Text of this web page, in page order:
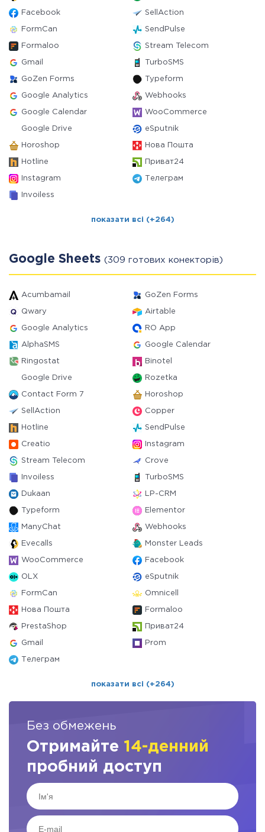
Facebook SellAction
FormCan SendPulse
Formaloo Stream Telecom
Gmail TurboSMS
GoZen Forms Typeform
Google Analytics Webhooks
Google Calendar WooCommerce
Google Drive eSputnik
Horoshop Нова Пошта
Hotline Приват24
Instagram Телеграм
Invoiless
показати всі (+264)
Google Sheets (309 готових конекторів)
Acumbamail GoZen Forms
Qwary Airtable
Google Analytics RO App
AlphaSMS Google Calendar
Ringostat Binotel
Google Drive Rozetka
Contact Form 7 Horoshop
SellAction Copper
Hotline SendPulse
Creatio Instagram
Stream Telecom Crove
Invoiless TurboSMS
Dukaan LP-CRM
Typeform Elementor
ManyChat Webhooks
Evecalls Monster Leads
WooCommerce Facebook
OLX eSputnik
FormCan Omnicell
Нова Пошта Formaloo
PrestaShop Приват24
Gmail Prom
Телеграм
показати всі (+264)
Без обмежень
Отримайте 14-денний
пробний доступ